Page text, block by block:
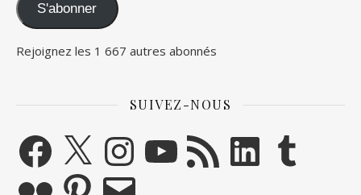
S'abonner
Rejoignez les 1 667 autres abonnés
SUIVEZ-NOUS
Facebook
X InstagramYouTubeFlux RSSLinkedIn Tumblr
PinterestE-mail